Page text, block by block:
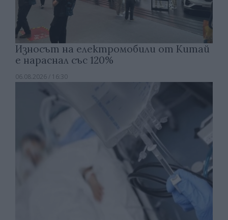
Износът на електромобили от Китай
е нараснал със 120%
06.08.2026 / 16:30